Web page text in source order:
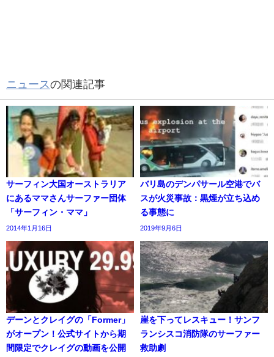
ニュース の関連記事
サーフィン大国オーストラリア
にあるママさんサーファー団体
「サーフィン・ママ」
2014年1月16日
バリ島のデンパサール空港でバ
スが火災事故：黒煙が立ち込め
る事態に
2019年9月6日
デーンとクレイグの「Former」
がオープン！公式サイトから期
間限定でクレイグの動画を公開
崖を下ってレスキュー！サンフ
ランシスコ消防隊のサーファー
救助劇